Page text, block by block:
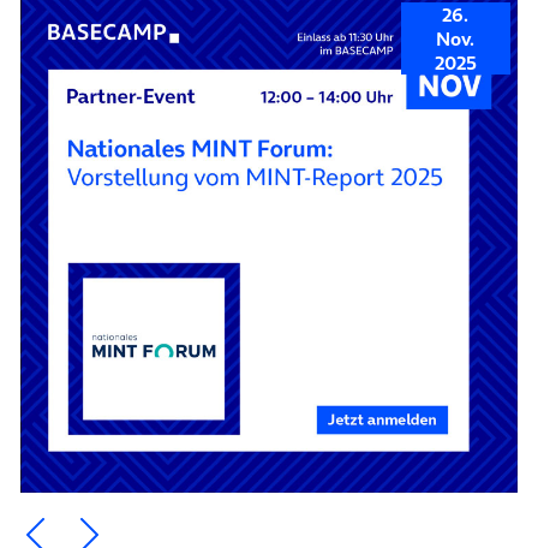
26.
Nov.
2025
Ein Element zurück blättern
Ein Element weiter blättern